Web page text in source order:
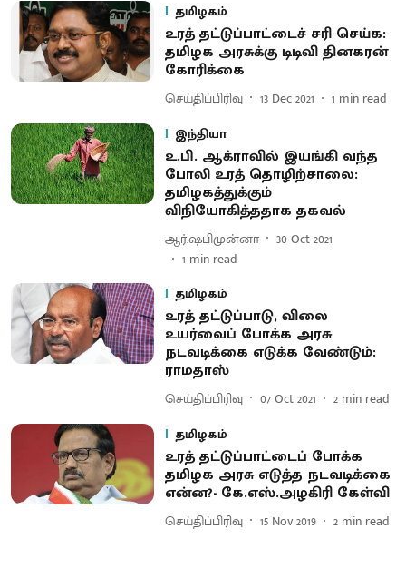
தமிழகம்
உரத் தட்டுப்பாட்டைச் சரி செய்க:
தமிழக அரசுக்கு டிடிவி தினகரன்
கோரிக்கை
செய்திப்பிரிவு 13 Dec 2021 1 min read
இந்தியா
உ.பி. ஆக்ராவில் இயங்கி வந்த
போலி உரத் தொழிற்சாலை:
தமிழகத்துக்கும்
விநியோகித்ததாக தகவல்
ஆர்.ஷபிமுன்னா
30 Oct 2021
1 min read
தமிழகம்
உரத் தட்டுப்பாடு, விலை
உயர்வைப் போக்க அரசு
நடவடிக்கை எடுக்க வேண்டும்:
ராமதாஸ்
செய்திப்பிரிவு 07 Oct 2021 2 min read
தமிழகம்
உரத் தட்டுப்பாட்டைப் போக்க
தமிழக அரசு எடுத்த நடவடிக்கை
என்ன?- கே.எஸ்.அழகிரி கேள்வி
செய்திப்பிரிவு 15 Nov 2019 2 min read